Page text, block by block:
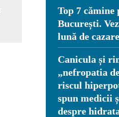
Top 7
București.
lună de cazare
Canicula și
„nefropatia
riscul
spun medicii
despre